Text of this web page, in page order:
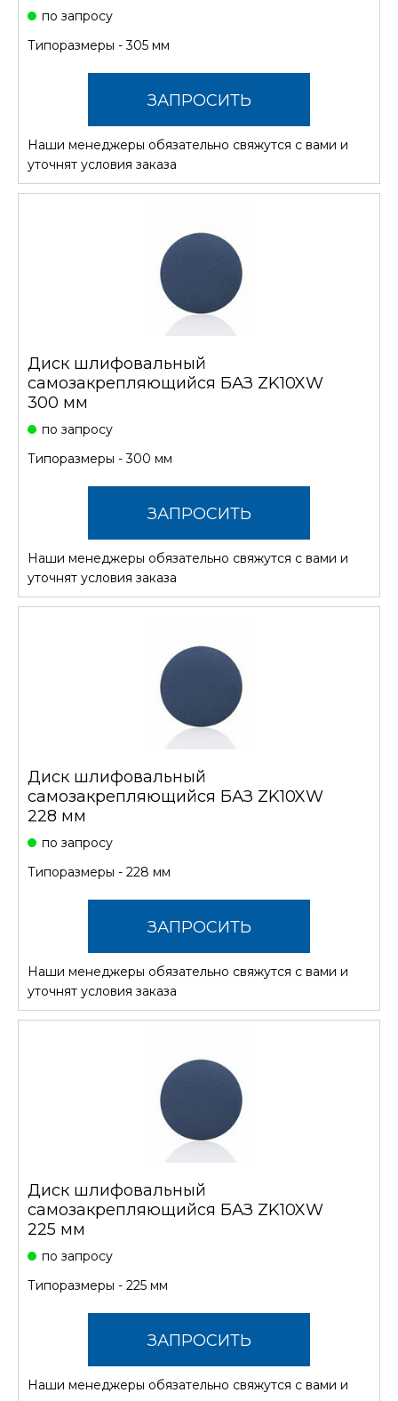
по запросу
Типоразмеры - 305 мм
ЗАПРОСИТЬ
СТОИМОСТЬ
Наши менеджеры обязательно свяжутся с вами и
уточнят условия заказа
Диск шлифовальный
самозакрепляющийся БАЗ ZK10XW
300 мм
по запросу
Типоразмеры - 300 мм
ЗАПРОСИТЬ
СТОИМОСТЬ
Наши менеджеры обязательно свяжутся с вами и
уточнят условия заказа
Диск шлифовальный
самозакрепляющийся БАЗ ZK10XW
228 мм
по запросу
Типоразмеры - 228 мм
ЗАПРОСИТЬ
СТОИМОСТЬ
Наши менеджеры обязательно свяжутся с вами и
уточнят условия заказа
Диск шлифовальный
самозакрепляющийся БАЗ ZK10XW
225 мм
по запросу
Типоразмеры - 225 мм
ЗАПРОСИТЬ
СТОИМОСТЬ
Наши менеджеры обязательно свяжутся с вами и